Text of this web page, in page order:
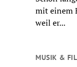
mit einem
weil er...
MUSIK &